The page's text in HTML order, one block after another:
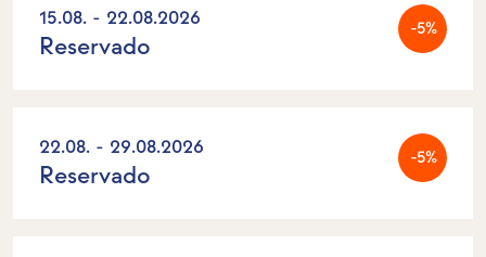
15.08. - 22.08.2026 -5%
Reservado
22.08. - 29.08.2026 -5%
Reservado